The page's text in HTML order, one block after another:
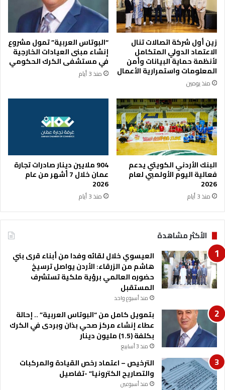
ا
ت
ع
ل
ي
م
ا
ل
ع
ا
ل
ي
ع
ا
ل
م
يً
ح
ل
ا
ل
ي
و
ا
ص
ل
ع
د
و
ا
ن
ه
ع
ل
ط
ل
ك
م
و
م
ي
م
ه
ا
زين أول شركة اتصالات تنال
الاعتماد الدولي المتكامل
لأنظمة حماية البيانات وأمن
المعلومات واستمرارية الأعمال
منذ يومين
“البوتاس العربية” تمول مشروع
إنشاء مبنى العيادات الخارجية
في مستشفى الكرك الحكومي
منذ 3 أيام
البنك الأردني الكويتي يدعم
فعالية اليوم الأولمبي لعام
2026
منذ 3 أيام
904 ملايين دينار صادرات تجارة
عمان خلال 7 أشهر من عام
2026
منذ 3 أيام
الأكثر مشاهدة
العيسوي خلال لقائه وفدا من أبناء قرى بني
هاشم من الزرقاء: الأردن يواصل ترسيخ
حضوره العالمي برؤية ملكية تستشرف
المستقبل
منذ أسبوع واحد
بتمويل كامل من “البوتاس العربية” .. إحالة
عطاء إنشاء مركز صحي بذان وبردى في الكرك
بكلفة (1.5) مليون دينار
منذ 3 أسابيع
الترخيص – اعتماد رخص القيادة والمركبات
والتصاريح الكترونيا” -تفاصيل
منذ أسبوعين